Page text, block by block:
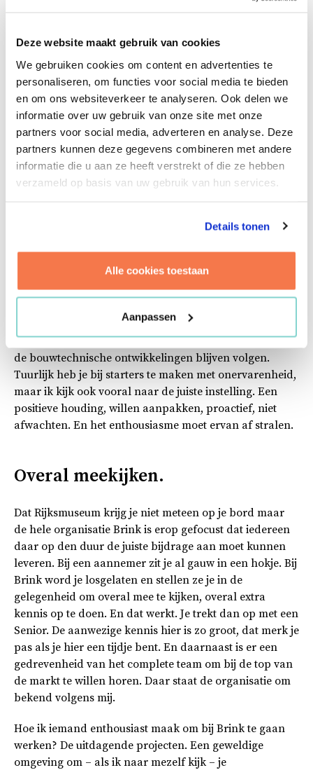
Deze website maakt gebruik van cookies
We gebruiken cookies om content en advertenties te
personaliseren, om functies voor social media te bieden
en om ons websiteverkeer te analyseren. Ook delen we
informatie over uw gebruik van onze site met onze
partners voor social media, adverteren en analyse. Deze
partners kunnen deze gegevens combineren met andere
informatie die u aan ze heeft verstrekt of die ze hebben
verzameld op basis van uw gebruik van hun services.
Details tonen
Alle cookies toestaan
Aanpassen
vraagstukken opgeschoven. Bij investeringen komen
kunnen we wel degelijk begroten. Mijn detailkennis en
technische achtergrond helpen mij hier enorm. Ik ben
nu betrokken bij de Brightlands Chemelot Campus in
Sittard-Geleen waar alle bouwfases voorbijkomen.
Grote, kleine. Ik heb, meen ik, op dit moment het
veertigste project in behandeling. Mijn
verantwoordelijkheden voor kostenadvisering sluiten
heel goed aan bij de expertise van mijn directe collega’s:
het begin bij Brink, de adviesrol. Vijftien jaar geleden
dan ook nog bij Brink. Doorgroeien, het kan hier wel
degelijk. Het is hier de gewoonte dat iedereen met
regelmaat aanschuift bij sollicitatiegesprekken en als ik
hebben. Bij mijn tak van sport mag inhoudelijke
bouwkennis niet ontbreken. Je moet ook voortdurend
de bouwtechnische ontwikkelingen blijven volgen.
Tuurlijk heb je bij starters te maken met onervarenheid,
maar ik kijk ook vooral naar de juiste instelling. Een
positieve houding, willen aanpakken, proactief, niet
afwachten. En het enthousiasme moet ervan af stralen.
Overal meekijken.
Dat Rijksmuseum krijg je niet meteen op je bord maar
de hele organisatie Brink is erop gefocust dat iedereen
daar op den duur de juiste bijdrage aan moet kunnen
leveren. Bij een aannemer zit je al gauw in een hokje. Bij
Brink word je losgelaten en stellen ze je in de
gelegenheid om overal mee te kijken, overal extra
kennis op te doen. En dat werkt. Je trekt dan op met een
Senior. De aanwezige kennis hier is zo groot, dat merk je
pas als je hier een tijdje bent. En daarnaast is er een
gedrevenheid van het complete team om bij de top van
de markt te willen horen. Daar staat de organisatie om
bekend volgens mij.
Hoe ik iemand enthousiast maak om bij Brink te gaan
werken? De uitdagende projecten. Een geweldige
omgeving om – als ik naar mezelf kijk – je